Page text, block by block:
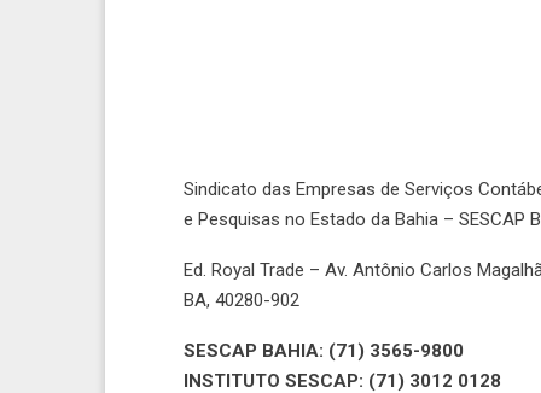
Sindicato das Empresas de Serviços
e Pesquisas no Estado da Bahia – SESCAP
Ed. Royal Trade – Av. Antônio Carlos
BA, 40280-902
SESCAP BAHIA: (71) 3565-9800
INSTITUTO SESCAP: (71) 3012 0128